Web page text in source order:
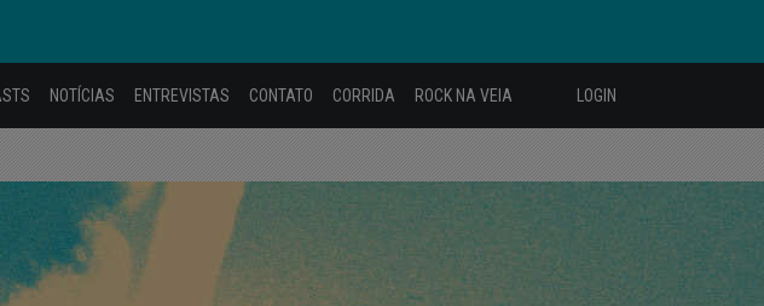
NOTÍCIAS ENTREVISTAS CONTATO CORRIDA ROCK NA VEIA LOGIN